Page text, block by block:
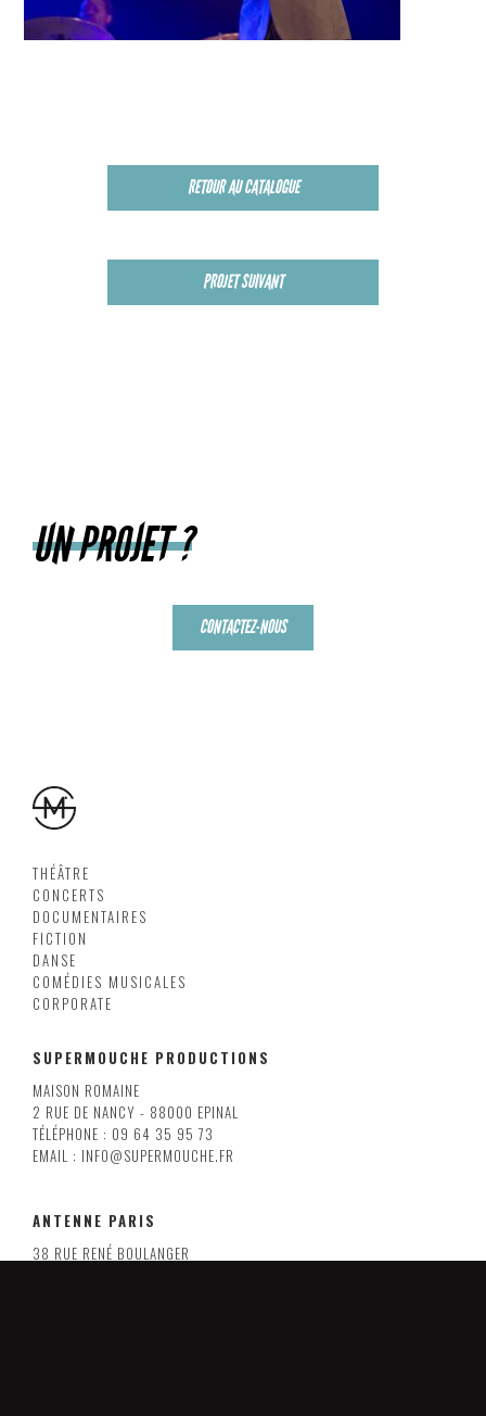
RETOUR AU CATALOGUE
PROJET SUIVANT
UN PROJET ?
CONTACTEZ-NOUS
THÉÂTRE
CONCERTS
DOCUMENTAIRES
FICTION
DANSE
COMÉDIES MUSICALES
CORPORATE
SUPERMOUCHE PRODUCTIONS
MAISON ROMAINE
2 RUE DE NANCY - 88000 EPINAL
TÉLÉPHONE : 09 64 35 95 73
EMAIL : INFO@SUPERMOUCHE.FR
ANTENNE PARIS
38 RUE RENÉ BOULANGER